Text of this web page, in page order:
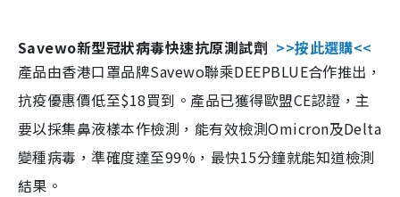
Savewo新型冠狀病毒快速抗原測試劑 >>按此選購<<
產品由香港口罩品牌Savewo聯乘DEEPBLUE合作推出，
抗疫優惠價低至$18買到。產品已獲得歐盟CE認證，主
要以採集鼻液樣本作檢測，能有效檢測Omicron及Delta
變種病毒，準確度達至99%，最快15分鐘就能知道檢測
結果。